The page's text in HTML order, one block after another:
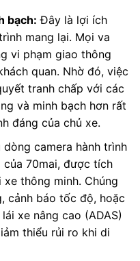
bạch: Đây là lợi ích
mang lại. Mọi va
vi phạm giao thông
quan. Nhờ đó, việc
tranh chấp với các
và minh bạch hơn rất
đáng của chủ xe.
dòng camera hành trình
của 70mai, được tích
thông minh. Chúng
cảnh báo tốc độ, hoặc
xe nâng cao (ADAS)
thiểu rủi ro khi di